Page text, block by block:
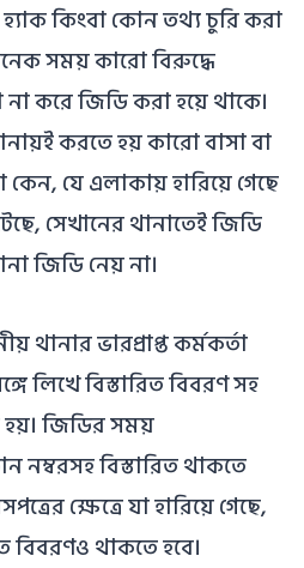
কিংবা কোন তথ্য চুরি করা
সময় কারো বিরুদ্ধে
করে জিডি করা হয়ে থাকে।
করতে হয় কারো বাসা বা
যে এলাকায় হারিয়ে গেছে
সেখানের থানাতেই জিডি
জিডি নেয় না।
থানার ভারপ্রাপ্ত কর্মকর্তা
লিখে বিস্তারিত বিবরণ সহ
জিডির সময়
বিস্তারিত থাকতে
ক্ষেত্রে যা হারিয়ে গেছে,
বিবরণও থাকতে হবে।